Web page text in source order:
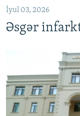
İyul 03, 2026
Əsgər